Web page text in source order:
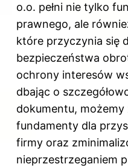
o.o. pełni nie tylko
prawnego, ale
które przyczynia się
bezpieczeństwa
ochrony interesów
dbając o
dokumentu,
fundamenty dla
firmy oraz
nieprzestrzeganiem